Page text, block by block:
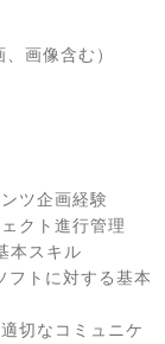
画像含む）
ツ企画経験
クト進行管理
本スキル
トに対する基本
切なコミュニケ